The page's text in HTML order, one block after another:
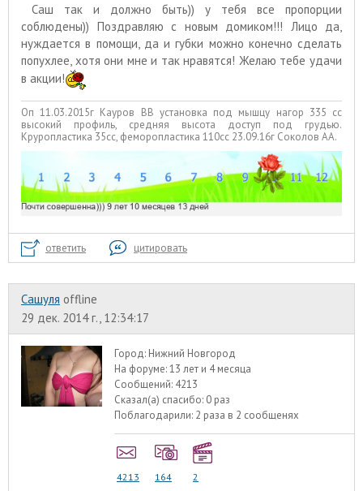
Саш так и должно быть)) у тебя все пропорции
соблюдены)) Поздравляю с новым домиком!!! Лицо да,
нуждается в помощи, да и губки можно конечно сделать
попухлее, хотя они мне и так нравятся! Желаю тебе удачи
в акции!
Оп 11.03.2015г Кауров ВВ установка под мышцу нагор 335 сс
высокий профиль, средняя высота доступ под грудью.
Круропластика 35сс, феморопластика 110сс 23.09.16г Соколов АА.
ответить цитировать
Сашуля offline
29 дек. 2014 г., 12:34:17
Город: Нижний Новгород
На форуме:13 лет и 4 месяца
Сообщений: 4213
Сказал(а) спасибо: 0 раз
Поблагодарили: 2 раза в 2 сообщенях
4213 164 2